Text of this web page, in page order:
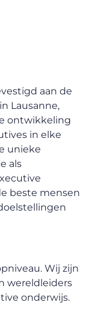
aan de
Lausanne,
ontwikkeling
in elke
unieke
als
beste mensen
Wij zijn
wereldleiders
onderwijs.